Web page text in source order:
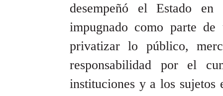
desempeñó el Estado
impugnado como parte
privatizar lo público,
responsabilidad por el
instituciones y a los